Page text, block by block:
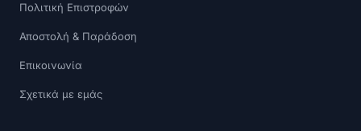
Πολιτική Επιστροφών
Αποστολή & Παράδοση
Επικοινωνία
Σχετικά με εμάς